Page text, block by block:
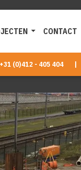
CONTACT
+31 (0)412 - 405 404 |